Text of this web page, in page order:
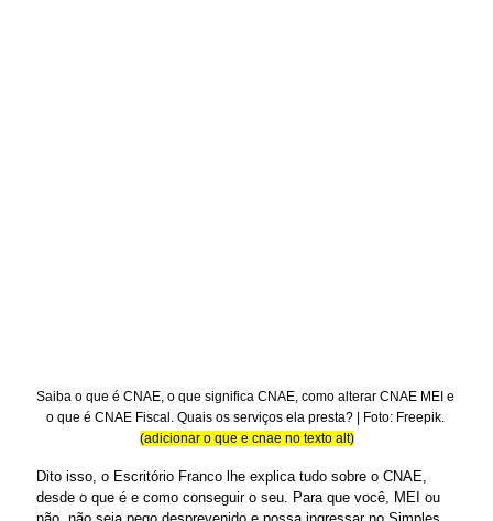
Saiba o que é CNAE, o que significa CNAE, como alterar CNAE MEI e
o que é CNAE Fiscal. Quais os serviços ela presta? | Foto: Freepik.
(adicionar o que e cnae no texto alt)
Dito isso, o Escritório Franco lhe explica tudo sobre o CNAE,
desde o que é e como conseguir o seu. Para que você, MEI ou